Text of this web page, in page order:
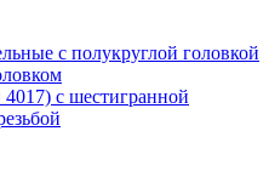
с полукруглой головкой
с шестигранной